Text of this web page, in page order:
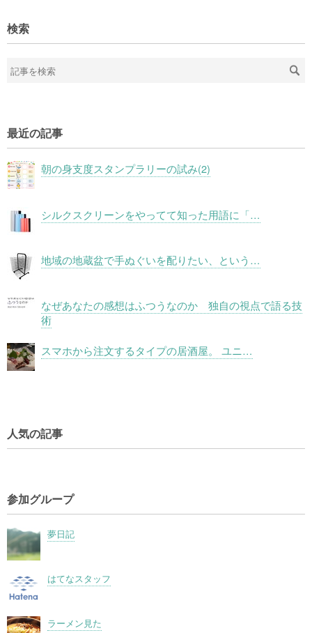
検索
最近の記事
朝の身支度スタンプラリーの試み(2)
シルクスクリーンをやってて知った用語に「…
地域の地蔵盆で手ぬぐいを配りたい、という…
なぜあなたの感想はふつうなのか 独自の視点で語る技
術
スマホから注文するタイプの居酒屋。 ユニ…
人気の記事
参加グループ
夢日記
はてなスタッフ
ラーメン見た